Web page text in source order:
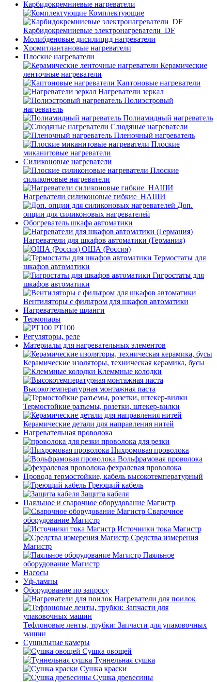
Карбидокремниевые нагреватели
Комплектующие
Карбидокремниевые электронагреватели_DF
Молибденовые дисилицид нагреватели
Хромитлантановые нагреватели
Плоские нагреватели
Керамические
ленточные нагреватели
Каптоновые нагреватели
Нагреватели зеркал
Полиэстровый
нагреватель
Полиамидный нагреватель
Слюдяные нагреватели
Пленочный нагреватель
Плоские
миканитовые нагреватели
Силиконовые нагреватели
Плоские
силиконовые нагреватели
Нагреватели силиконовые гибкие_НАШИ
Доп.
опции для силиконовых нагревателей
Обогреватель шкафа автоматики
Нагреватели для шкафов автоматики (Германия)
ОША (Россия)
Термостаты для
шкафов автоматики
Гигростаты для
шкафов автоматики
Вентиляторы с фильтром для шкафов автоматики
Нагревательные шланги
Термопары
PT100
Регуляторы, реле
Материалы для нагревательных элементов
Керамические изоляторы, техническая керамика, бусы
Клеммные колодки
Высокотемпературная монтажная паста
Термостойкие разъемы, розетки, штекер-вилки
Керамические детали для направления нитей
Нагревательная проволока
проволока для резки
Нихромовая проволока
Вольфрамовая проволока
фехралевая проволока
Провода термостойкие, кабель высокотемпературный
Греющий кабель
Защита кабеля
Паяльное и сварочное оборудование Магистр
Сварочное
оборудование Магистр
Источники тока Магистр
Средства измерения
Магистр
Паяльное
оборудование Магистр
Насосы
Уф-лампы
Оборудование по запросу
Нагреватели для поилок
Тефлоновые ленты, трубки: Запчасти для упаковочных
машин
Сушильные камеры
Сушка овощей
Туннельная сушка
Сушка краски
Сушка древесины